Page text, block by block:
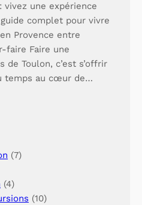
vivez une expérience
complet pour vivre
Provence entre
faire Faire une
de Toulon, c’est s’offrir
temps au cœur de…
(7)
(4)
(10)